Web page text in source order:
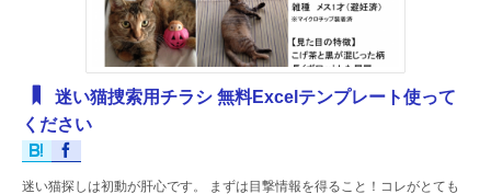
迷い猫捜索用チラシ 無料Excelテンプレート使って
ください
迷い猫探しは初動が肝心です。 まずは目撃情報を得ること！コレがとても